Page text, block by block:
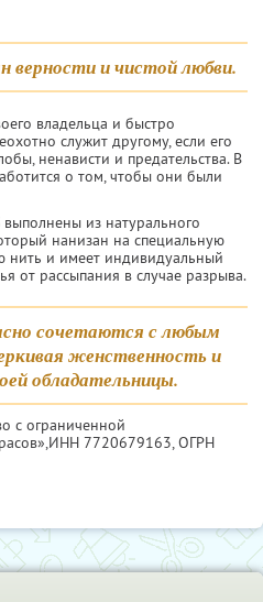
и чистой любви.
владельца и быстро
служит другому, если его
не­нависти и предательства. В
о том, чтобы они были
из натурального
нанизан на специальную
нить и имеет индивидуальный
от рассыпания в случае разрыва.
сочетаются с любым
женственность и
обладательницы.
с ограниченной
ИНН 7720679163, ОГРН